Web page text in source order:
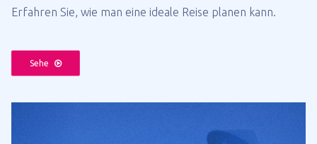
Erfahren Sie, wie man eine ideale Reise planen kann.
Sehe